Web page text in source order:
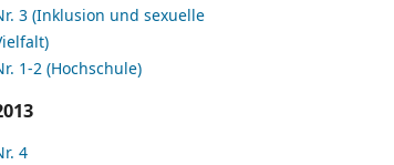
3 (Inklusion und sexuelle
1-2 (Hochschule)
4